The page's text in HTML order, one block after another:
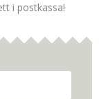
i postkassa!